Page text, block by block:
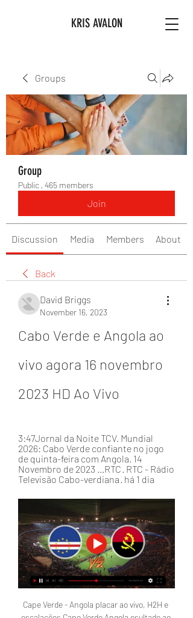
KRIS AVALON
Groups
Group
Public · 465 members
Join
Discussion Media Members About
Back
David Briggs
November 16, 2023
Cabo Verde e Angola ao
vivo agora 16 novembro
2023 HD Ao Vivo
3:47Jornal da Noite TCV. Mundial
2026: Cabo Verde confiante no jogo
de quinta-feira com Angola. 14
Novembro de 2023 ...RTC · RTC - Rádio
Televisão Cabo-verdiana · há 1 dia
Cape Verde - Angola placar ao vivo, H2H e